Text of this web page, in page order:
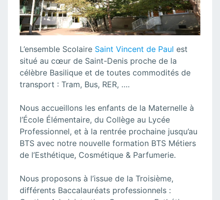
L’ensemble Scolaire Saint Vincent de Paul est
situé au cœur de Saint-Denis proche de la
célèbre Basilique et de toutes commodités de
transport : Tram, Bus, RER, ….
Nous accueillons les enfants de la Maternelle à
l’École Élémentaire, du Collège au Lycée
Professionnel, et à la rentrée prochaine jusqu’au
BTS avec notre nouvelle formation BTS Métiers
de l’Esthétique, Cosmétique & Parfumerie.
Nous proposons à l’issue de la Troisième,
différents Baccalauréats professionnels :